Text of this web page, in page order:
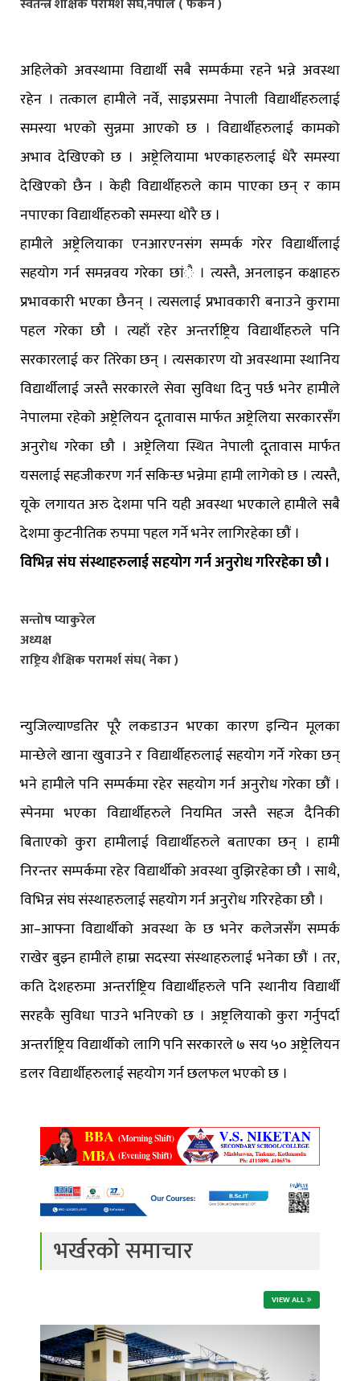
स्वतन्त्र शैक्षिक परामर्श संघ,नेपाल ( फेकन )
अहिलेको अवस्थामा विद्यार्थी सबै सम्पर्कमा रहने भन्ने अवस्था
रहेन । तत्काल हामीले नर्वे, साइप्रसमा नेपाली विद्यार्थीहरुलाई
समस्या भएको सुन्नमा आएको छ । विद्यार्थीहरुलाई कामको
अभाव देखिएको छ । अष्ट्रेलियामा भएकाहरुलाई धेरै समस्या
देखिएको छैन । केही विद्यार्थीहरुले काम पाएका छन् र काम
नपाएका विद्यार्थीहरुकोे समस्या थोरै छ ।
हामीले अष्ट्रेलियाका एनआरएनसंग सम्पर्क गरेर विद्यार्थीलाई
सहयोग गर्न समन्नवय गरेका छांै । त्यस्तै, अनलाइन कक्षाहरु
प्रभावकारी भएका छैनन् । त्यसलाई प्रभावकारी बनाउने कुरामा
पहल गरेका छौ । त्यहाँ रहेर अन्तर्राष्ट्रिय विद्यार्थीहरुले पनि
सरकारलाई कर तिरेका छन् । त्यसकारण यो अवस्थामा स्थानिय
विद्यार्थीलाई जस्तै सरकारले सेवा सुविधा दिनु पर्छ भनेर हामीले
नेपालमा रहेको अष्ट्रेलियन दूतावास मार्फत अष्ट्रेलिया सरकारसँग
अनुरोध गरेका छौ । अष्ट्रेलिया स्थित नेपाली दूतावास मार्फत
यसलाई सहजीकरण गर्न सकिन्छ भन्नेमा हामी लागेको छ । त्यस्तै,
यूके लगायत अरु देशमा पनि यही अवस्था भएकाले हामीले सबै
देशमा कुटनीतिक रुपमा पहल गर्ने भनेर लागिरहेका छौं ।
विभिन्न संघ संस्थाहरुलाई सहयोग गर्न अनुरोध गरिरहेका छौ ।
सन्तोष प्याकुरेल
अध्यक्ष
राष्ट्रिय शैक्षिक परामर्श संघ( नेका )
न्युजिल्याण्डतिर पूरै लकडाउन भएका कारण इन्यिन मूलका
मान्छेले खाना खुवाउने र विद्यार्थीहरुलाई सहयोग गर्ने गरेका छन्
भने हामीले पनि सम्पर्कमा रहेर सहयोग गर्न अनुरोध गरेका छौं ।
स्पेनमा भएका विद्यार्थीहरुले नियमित जस्तै सहज दैनिकी
बिताएको कुरा हामीलाई विद्यार्थीहरुले बताएका छन् । हामी
निरन्तर सम्पर्कमा रहेर विद्यार्थीको अवस्था वुझिरहेका छौ । साथै,
विभिन्न संघ संस्थाहरुलाई सहयोग गर्न अनुरोध गरिरहेका छौ ।
आ–आफ्ना विद्यार्थीको अवस्था के छ भनेर कलेजसँग सम्पर्क
राखेर बुझ्न हामीले हाम्रा सदस्या संस्थाहरुलाई भनेका छौं । तर,
कति देशहरुमा अन्तर्राष्ट्रिय विद्यार्थीहरुले पनि स्थानीय विद्यार्थी
सरहकै सुविधा पाउने भनिएको छ । अष्ट्रलियाको कुरा गर्नुपर्दा
अन्तर्राष्ट्रिय विद्यार्थीको लागि पनि सरकारले ७ सय ५० अष्ट्रेलियन
डलर विद्यार्थीहरुलाई सहयोग गर्न छलफल भएको छ ।
भर्खरको समाचार
VIEW ALL